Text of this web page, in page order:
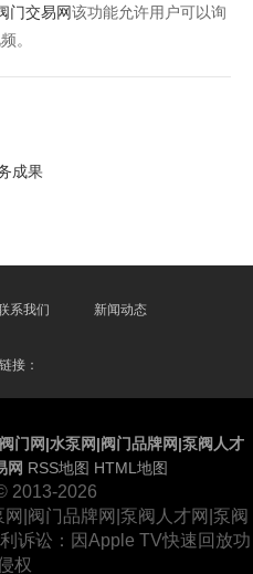
门交易网该功能允许用户可以询
。
成果
系我们 新闻动态
接：
门网|水泵网|阀门品牌网|泵阀人才
网 RSS地图 HTML地图
2013-2026
|阀门品牌网|泵阀人才网|泵阀
诉讼：因Apple TV快速回放功
权